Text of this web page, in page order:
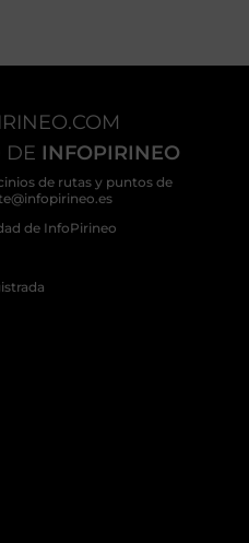
DE INFOPIRINEO
de rutas y puntos de
de InfoPirineo